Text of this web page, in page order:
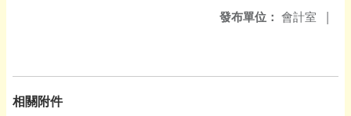
發布單位： 會計室 |
相關附件